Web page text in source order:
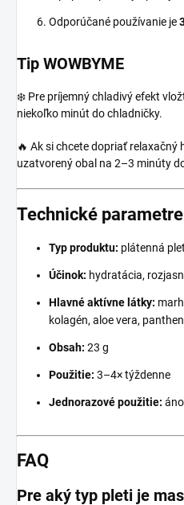
Odporúčané používanie je
Tip WOWBYME
❄️ Pre príjemný chladivý efekt
niekoľko minút do chladničky.
🔥 Ak si chcete dopriať relaxačný
uzatvorený obal na 2–3 minúty
Technické parametre
Typ produktu: plátenná
Účinok: hydratácia,
Hlavné aktívne látky:
kolagén, aloe vera,
Obsah: 23 g
Použitie: 3–4× týždenne
Jednorazové použitie: áno
FAQ
Pre aký typ pleti je